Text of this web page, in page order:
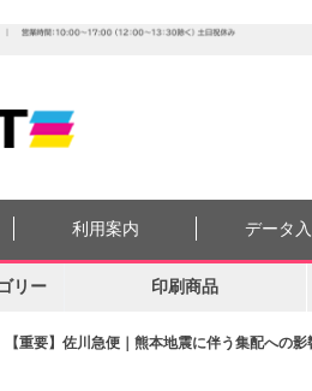
【重要】佐川急便｜熊本地震に伴う集配への
利用案内 データ
リー 印刷商品